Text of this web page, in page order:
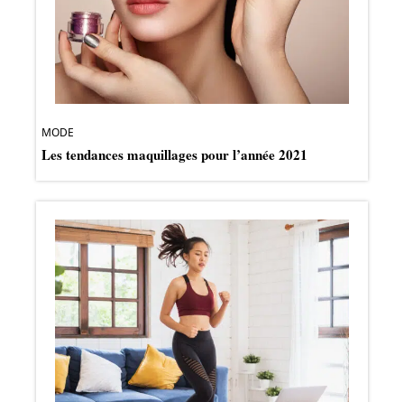
MODE
Les tendances maquillages pour l’année 2021